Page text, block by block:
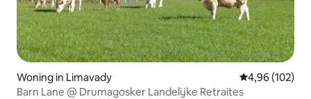
Woning in Limavady Gemiddelde
4,96 (102)
Barn Lane @ Drumagosker Landelijke Retraites